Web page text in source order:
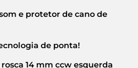
e protetor de cano de
de ponta!
14 mm ccw esquerda